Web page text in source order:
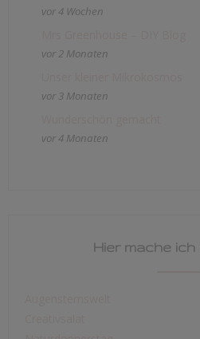
vor 4 Wochen
vor 2 Monaten
vor 3 Monaten
vor 4 Monaten
Hier mache